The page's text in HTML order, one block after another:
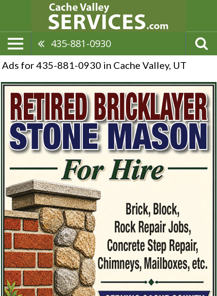
435-881-0930
Ads for 435-881-0930 in Cache Valley, UT